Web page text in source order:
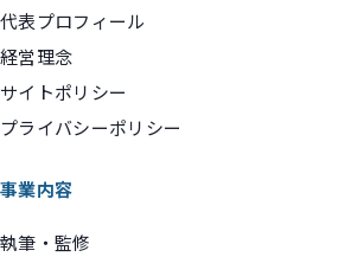
代表プロフィール
経営理念
サイトポリシー
プライバシーポリシー
事業内容
執筆・監修